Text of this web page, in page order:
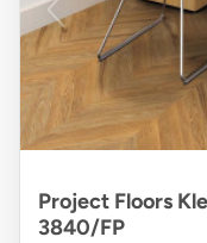
Project Floors
3840/FP